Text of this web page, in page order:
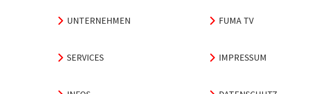
UNTERNEHMEN
SERVICES
FUMA TV
IMPRESSUM